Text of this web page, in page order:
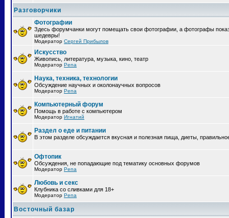
Разговорчики
Фотографии
Здесь форумчанки могут помещать свои фотографии, а фотографы
шедевры!
Модератор Сергей Прибылов
Искусство
Живопись, литература, музыка, кино, театр
Модератор Pena
Наука, техника, технологии
Обсуждение научных и околонаучных вопросов
Модератор Pena
Компьютерный форум
Помощь в работе с компьютером
Модератор Игнатий
Раздел о еде и питании
В этом разделе обсуждается вкусная и полезная пища, диеты,
Офтопик
Обсуждения, не попадающие под тематику основных форумов
Модератор Pena
Любовь и секс
Клубника со сливками для 18+
Модератор Pena
Восточный базар